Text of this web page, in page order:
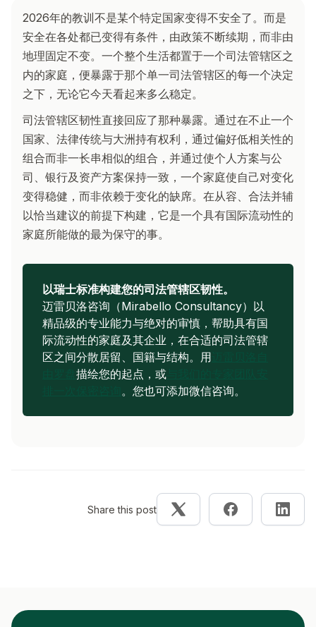
2026年的教训不是某个特定国家变得不安全了。而是
安全在各处都已变得有条件，由政策不断续期，而非由
地理固定不变。一个整个生活都置于一个司法管辖区之
内的家庭，便暴露于那个单一司法管辖区的每一个决定
之下，无论它今天看起来多么稳定。
司法管辖区韧性直接回应了那种暴露。通过在不止一个
国家、法律传统与大洲持有权利，通过偏好低相关性的
组合而非一长串相似的组合，并通过使个人方案与公
司、银行及资产方案保持一致，一个家庭使自己对变化
变得稳健，而非依赖于变化的缺席。在从容、合法并辅
以恰当建议的前提下构建，它是一个具有国际流动性的
家庭所能做的最为保守的事。
以瑞士标准构建您的司法管辖区韧性。
迈雷贝洛咨询（Mirabello Consultancy）以
精品级的专业能力与绝对的审慎，帮助具有国
际流动性的家庭及其企业，在合适的司法管辖
区之间分散居留、国籍与结构。用
描绘您的起点，或
。您也可添加微信咨询。
Share this post